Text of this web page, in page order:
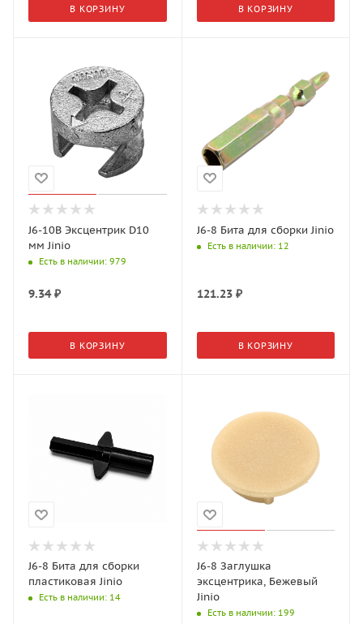
В КОРЗИНУ В КОРЗИНУ
J6-10B Эксцентрик D10
мм Jinio
Есть в наличии: 979
9.34₽
В КОРЗИНУ
J6-8 Бита для сборки Jinio
Есть в наличии: 12
121.23₽
В КОРЗИНУ
J6-8 Бита для сборки
пластиковая Jinio
Есть в наличии: 14
J6-8 Заглушка
эксцентрика, Бежевый
Jinio
Есть в наличии: 199